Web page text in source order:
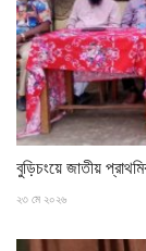
বুড়িচংয়ে জাতীয়
২৩ মে ২০২৬